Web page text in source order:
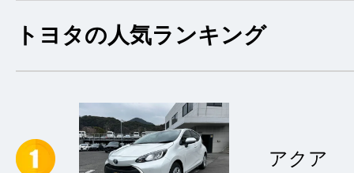
トヨタの人気ランキング
アクア